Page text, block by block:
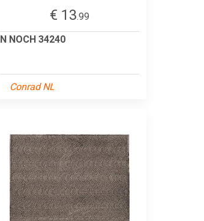
€ 13.99
N NOCH 34240
Conrad NL